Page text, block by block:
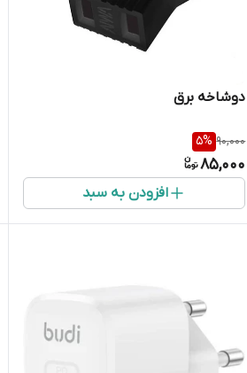
دوشاخه برق
90,000
5%
85,000
افزودن به سبد